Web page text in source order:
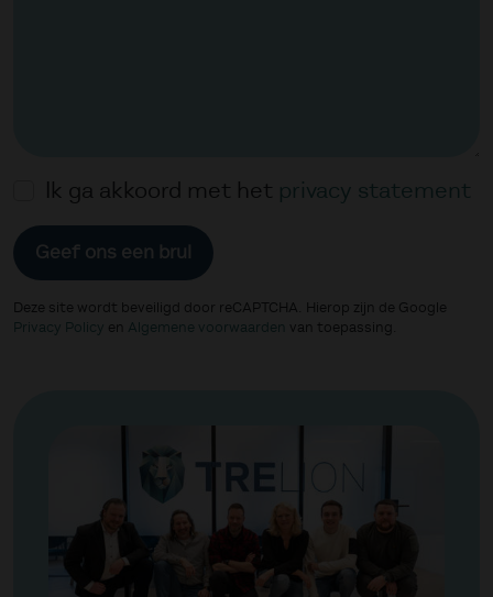
Ik ga akkoord met het privacy statement
Geef ons een brul
Deze site wordt beveiligd door reCAPTCHA. Hierop zijn de Google
Privacy Policy en Algemene voorwaarden van toepassing.